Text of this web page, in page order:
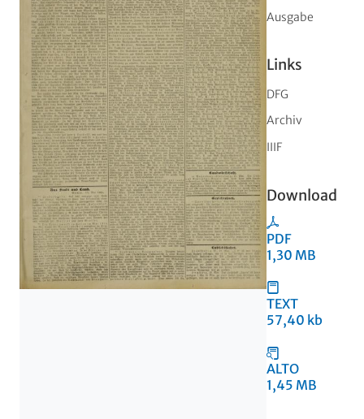
Ausgabe
Links
DFG
Archiv
IIIF
Download
PDF
1,30 MB
TEXT
57,40 kb
ALTO
1,45 MB